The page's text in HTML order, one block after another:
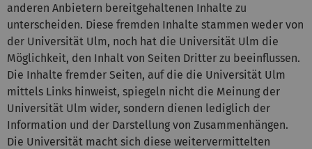
anderen Anbietern bereitgehaltenen Inhalte zu
unterscheiden. Diese fremden Inhalte stammen weder von
der Universität Ulm, noch hat die Universität Ulm die
Möglichkeit, den Inhalt von Seiten Dritter zu beeinflussen.
Die Inhalte fremder Seiten, auf die die Universität Ulm
mittels Links hinweist, spiegeln nicht die Meinung der
Universität Ulm wider, sondern dienen lediglich der
Information und der Darstellung von Zusammenhängen.
Die Universität macht sich diese weitervermittelten